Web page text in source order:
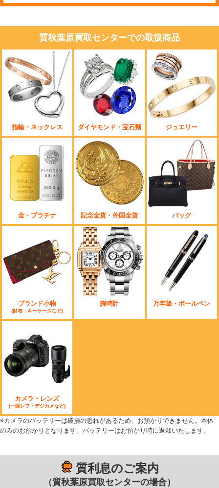
質秋葉原買取センターでの取扱商品
指輪・ネックレス ダイヤモンド・宝石類 ジュエリー
金・プラチナ 記念金貨・外国金貨 バッグ
ブランド小物
(財布・キーケースなど)
腕時計 万年筆・ボールペン
カメラ・レンズ
(一眼レフ・デジカメなど)
※カメラのバッテリーは破損の恐れがあるため、お預かりできません。本体
のみのお預かりとなります。バッテリーはお預かり時に返却いたします。
質利息のご案内
（質秋葉原買取センターの場合）